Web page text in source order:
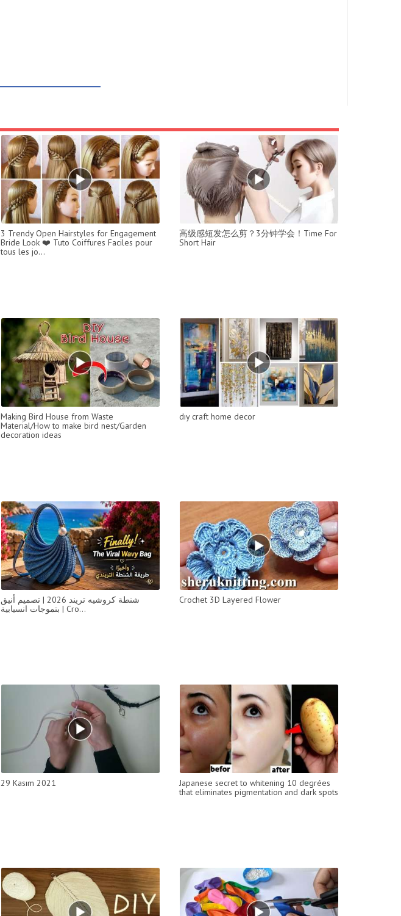
3 Trendy Open Hairstyles for Engagement
Bride Look ❤️ Tuto Coiffures Faciles pour
tous les jo...
高级感短发怎么剪？3分钟学会！Time For
Short Hair
Making Bird House from Waste
Material/How to make bird nest/Garden
decoration ideas
dıy craft home decor
شنطة كروشيه تريند 2026 | تصميم أنيق
بتموجات انسيابية | Cro...
Crochet 3D Layered Flower
29 Kasım 2021
Japanese secret to whitening 10 degrées
that eliminates pigmentation and dark spots